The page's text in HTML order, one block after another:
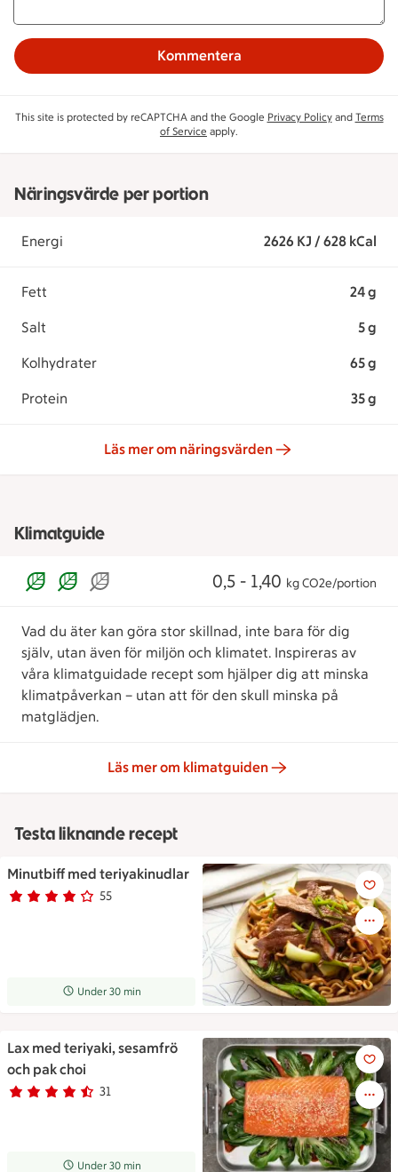
Kommentera
This site is protected by reCAPTCHA and the Google Privacy Policyand Terms
of Service apply.
Näringsvärde per portion
Energi 2626 KJ / 628 kCal
Fett 24 g
Salt 5 g
Kolhydrater 65 g
Protein 35 g
Läs mer om näringsvärden
Klimatguide
0,5 - 1,40 kg CO2e/portion
Vad du äter kan göra stor skillnad, inte bara för dig
själv, utan även för miljön och klimatet. Inspireras av
våra klimatguidade recept som hjälper dig att minska
klimatpåverkan – utan att för den skull minska på
matglädjen.
Läs mer om klimatguiden
Testa liknande recept
Minutbiff med teriyakinudlar
Betyg 3.9 av 5. 55
55 personer har röstat
Receptet tar Under 30 min att tillaga
Under 30 min
Minutbiff med teriyakinudlar
Lax med teriyaki, sesamfrö
och pak choi
Betyg 4.1 av 5. 31
31 personer har röstat
Receptet tar Under 30 min att tillaga
Under 30 min
Lax med teriyaki, sesamfrö